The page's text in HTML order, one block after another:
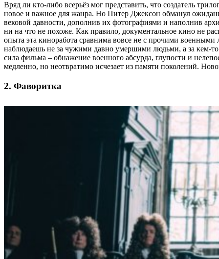
Вряд ли кто-либо всерьёз мог представить, что создатель
новое и важное для жанра. Но Питер Джексон обманул
вековой давности, дополнив их фотографиями и наполнив
ни на что не похоже. Как правило, документальное кино не
опыта эта киноработа сравнима вовсе не с прочими
наблюдаешь не за чужими давно умершими людьми, а за кем-
сила фильма – обнажение военного абсурда, глупости и
медленно, но неотвратимо исчезает из памяти поколений.
2. Фаворитка